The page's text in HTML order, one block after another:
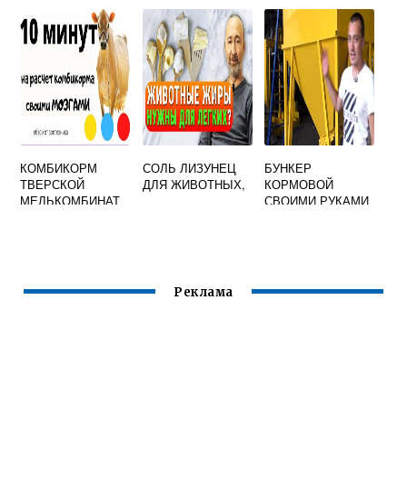
КОМБИКОРМ
ТВЕРСКОЙ
МЕЛЬКОМБИНАТ
СОЛЬ ЛИЗУНЕЦ
ДЛЯ ЖИВОТНЫХ,
БУНКЕР
КОРМОВОЙ
СВОИМИ РУКАМИ
Реклама